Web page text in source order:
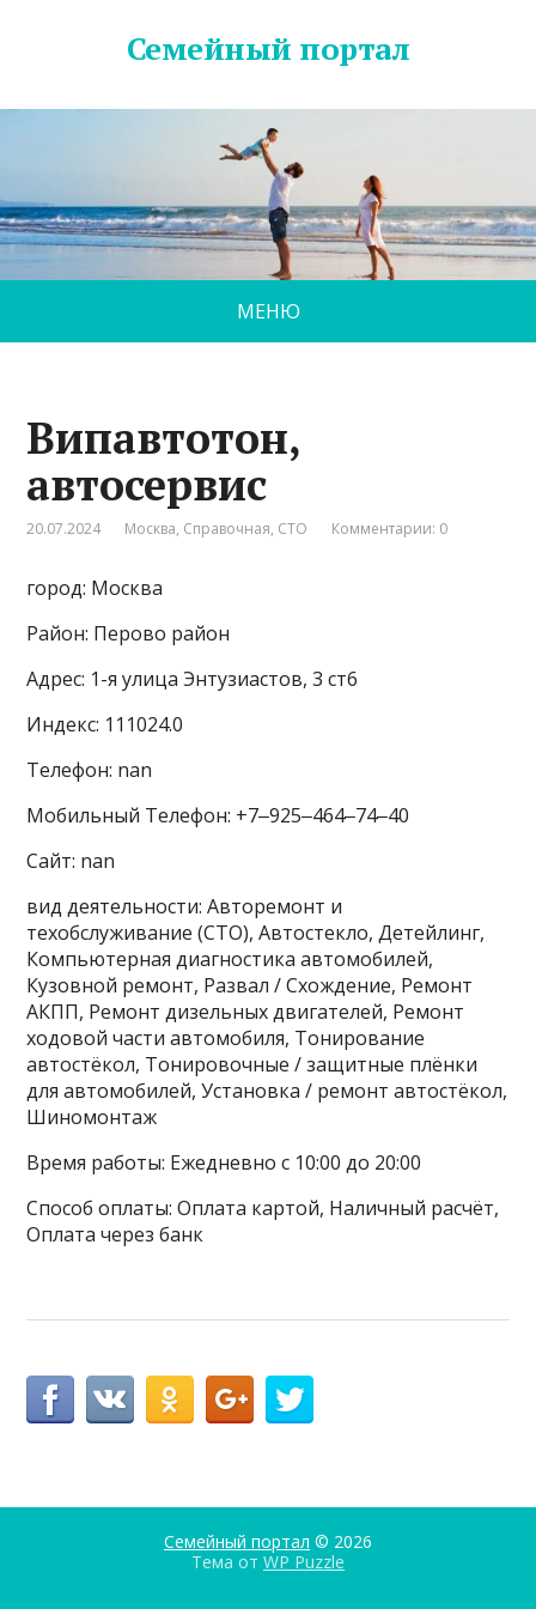
Семейный портал
МЕНЮ
Випавтотон,
автосервис
20.07.2024 Москва, Справочная, СТО Комментарии: 0
город: Москва
Район: Перово район
Адрес: 1-я улица Энтузиастов, 3 ст6
Индекс: 111024.0
Телефон: nan
Мобильный Телефон: +7‒925‒464‒74‒40
Сайт: nan
вид деятельности: Авторемонт и
техобслуживание (СТО), Автостекло, Детейлинг,
Компьютерная диагностика автомобилей,
Кузовной ремонт, Развал / Схождение, Ремонт
АКПП, Ремонт дизельных двигателей, Ремонт
ходовой части автомобиля, Тонирование
автостёкол, Тонировочные / защитные плёнки
для автомобилей, Установка / ремонт автостёкол,
Шиномонтаж
Время работы: Ежедневно с 10:00 до 20:00
Способ оплаты: Оплата картой, Наличный расчёт,
Оплата через банк
Семейный портал © 2026
Тема от WP Puzzle